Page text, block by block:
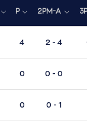
P 2PM-A
4 2 - 4
0 0 - 0
0 0 - 1